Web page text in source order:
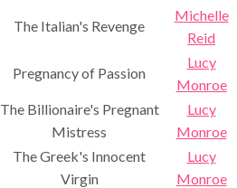
The Italian's Revenge
Michelle
Reid
Pregnancy of Passion
Lucy
Monroe
The Billionaire's Pregnant
Mistress
Lucy
Monroe
The Greek's Innocent
Virgin
Lucy
Monroe